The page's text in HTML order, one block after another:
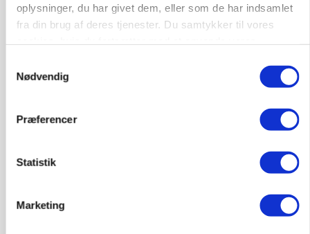
oplysninger, du har givet dem, eller som de har indsamlet
fra din brug af deres tjenester. Du samtykker til vores
Nødvendig
Præferencer
Statistik
Marketing
GRISE
Svineproducenter kalder Danish Crowns pris en
katastrofe
Forserie til selvkørende skårlægger afprøves i år